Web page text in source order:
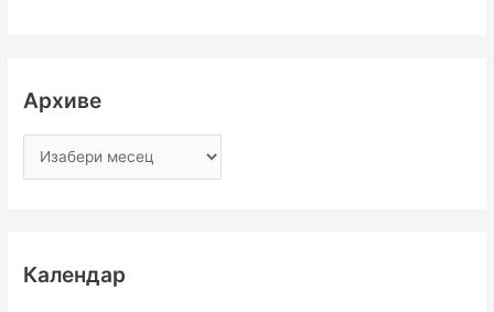
Архиве
Календар